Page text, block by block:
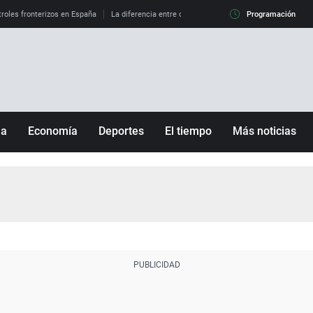
fronterizos en España La diferencia entre observar el eclipse al 99% y al 100%
Programación
Economía Deportes El tiempo Más noticias